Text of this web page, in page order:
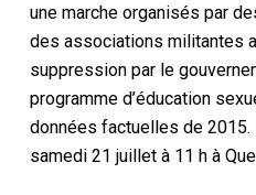
une marche organisés par
des associations militantes
suppression par le
programme d’éducation
données factuelles de 2015.
samedi 21 juillet à 11 h à